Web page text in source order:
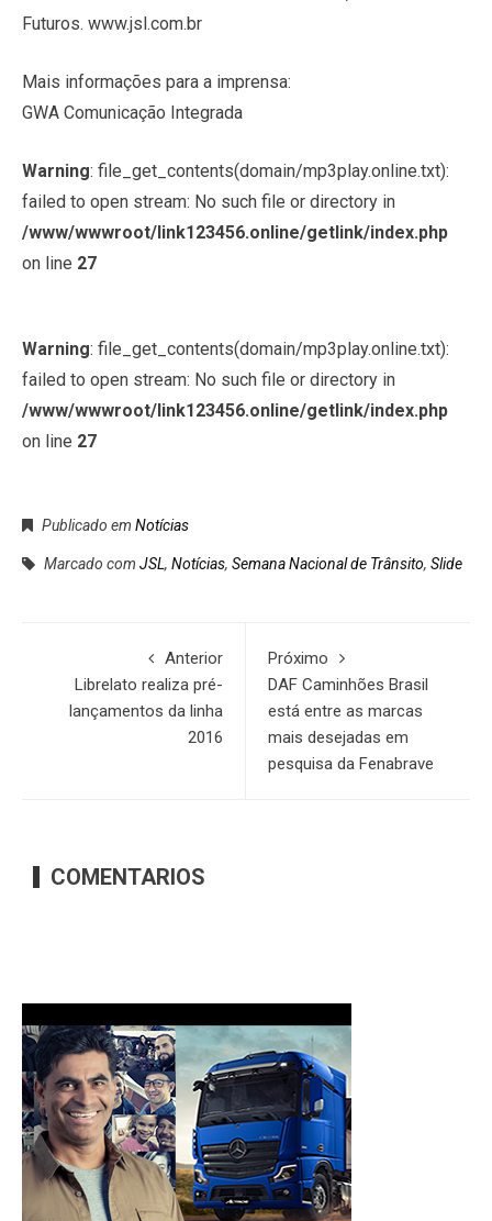
Futuros. www.jsl.com.br
Mais informações para a imprensa:
GWA Comunicação Integrada
Warning: file_get_contents(domain/mp3play.online.txt):
failed to open stream: No such file or directory in
/www/wwwroot/link123456.online/getlink/index.php
on line 27
Warning: file_get_contents(domain/mp3play.online.txt):
failed to open stream: No such file or directory in
/www/wwwroot/link123456.online/getlink/index.php
on line 27
Publicado em Notícias
Marcado com JSL, Notícias, Semana Nacional de Trânsito, Slide
Anterior
Librelato realiza pré-
lançamentos da linha
2016
Próximo
DAF Caminhões Brasil
está entre as marcas
mais desejadas em
pesquisa da Fenabrave
COMENTARIOS